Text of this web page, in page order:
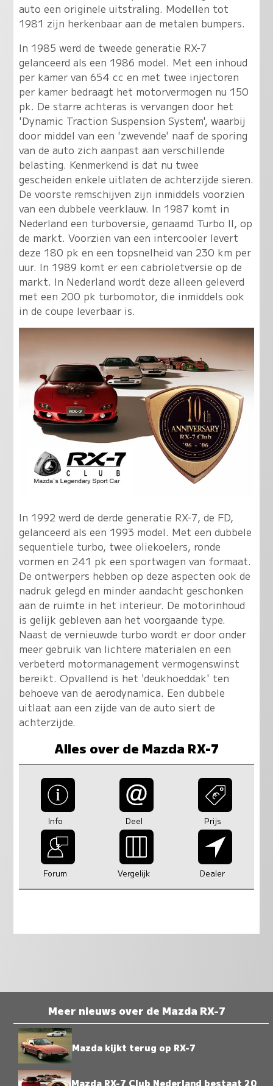
auto een originele uitstraling. Modellen tot
1981 zijn herkenbaar aan de metalen bumpers.
In 1985 werd de tweede generatie RX-7
gelanceerd als een 1986 model. Met een inhoud
per kamer van 654 cc en met twee injectoren
per kamer bedraagt het motorvermogen nu 150
pk. De starre achteras is vervangen door het
'Dynamic Traction Suspension System', waarbij
door middel van een 'zwevende' naaf de sporing
van de auto zich aanpast aan verschillende
belasting. Kenmerkend is dat nu twee
gescheiden enkele uitlaten de achterzijde sieren.
De voorste remschijven zijn inmiddels voorzien
van een dubbele veerklauw. In 1987 komt in
Nederland een turboversie, genaamd Turbo II, op
de markt. Voorzien van een intercooler levert
deze 180 pk en een topsnelheid van 230 km per
uur. In 1989 komt er een cabrioletversie op de
markt. In Nederland wordt deze alleen geleverd
met een 200 pk turbomotor, die inmiddels ook
in de coupe leverbaar is.
In 1992 werd de derde generatie RX-7, de FD,
gelanceerd als een 1993 model. Met een dubbele
sequentiele turbo, twee oliekoelers, ronde
vormen en 241 pk een sportwagen van formaat.
De ontwerpers hebben op deze aspecten ook de
nadruk gelegd en minder aandacht geschonken
aan de ruimte in het interieur. De motorinhoud
is gelijk gebleven aan het voorgaande type.
Naast de vernieuwde turbo wordt er door onder
meer gebruik van lichtere materialen en een
verbeterd motormanagement vermogenswinst
bereikt. Opvallend is het 'deukhoeddak' ten
behoeve van de aerodynamica. Een dubbele
uitlaat aan een zijde van de auto siert de
achterzijde.
Alles over de Mazda RX-7
Info Deel Prijs
Forum Vergelijk Dealer
Meer nieuws over de Mazda RX-7
Mazda kijkt terug op RX-7
Mazda RX-7 Club Nederland bestaat 20